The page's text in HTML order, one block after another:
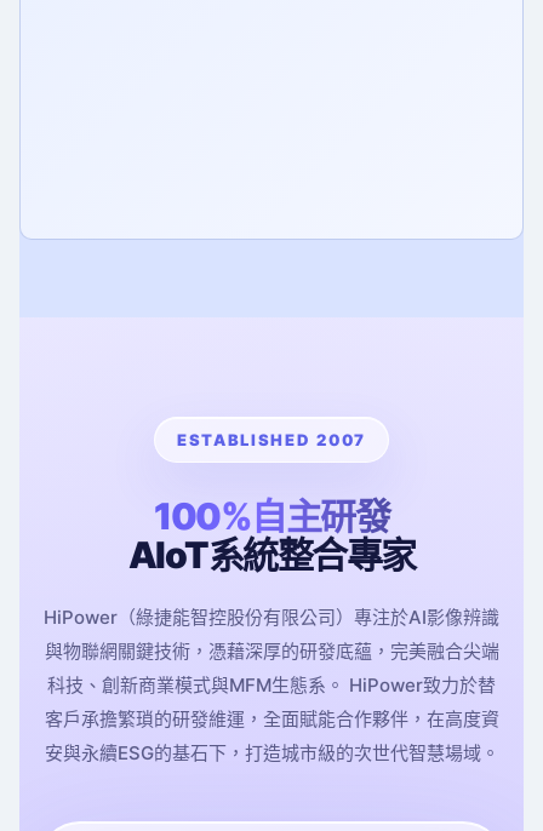
ESTABLISHED 2007
100%自主研發
AIoT系統整合專家
HiPower（綠捷能智控股份有限公司）專注於AI影像辨識
與物聯網關鍵技術，憑藉深厚的研發底蘊，完美融合尖端
科技、創新商業模式與MFM生態系。 HiPower致力於替
客戶承擔繁瑣的研發維運，全面賦能合作夥伴，在高度資
安與永續ESG的基石下，打造城市級的次世代智慧場域。